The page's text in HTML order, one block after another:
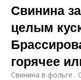
Свинина
целым
горячее
Свинина в фольге .